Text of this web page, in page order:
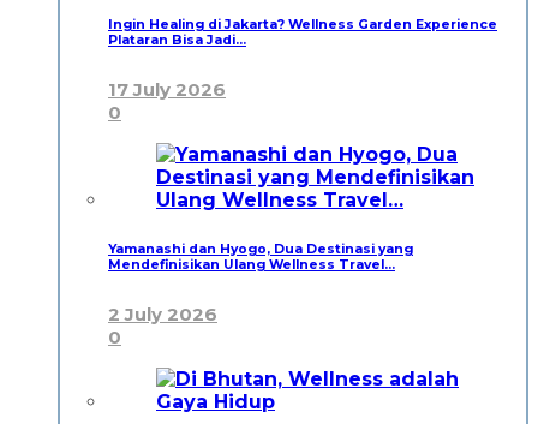
Ingin Healing di Jakarta? Wellness Garden Experience
Plataran Bisa Jadi…
17 July 2026
0
Yamanashi dan Hyogo, Dua Destinasi yang
Mendefinisikan Ulang Wellness Travel…
2 July 2026
0